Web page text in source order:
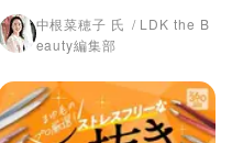
中根菜穂子 氏
LDK the B
eauty編集部